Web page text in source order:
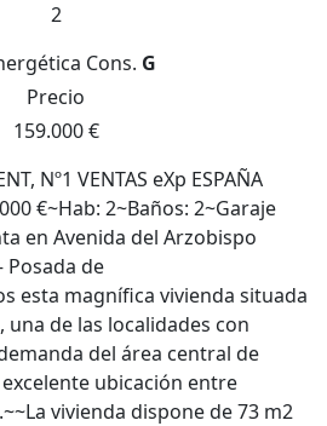
2
Cons. G
Precio
159.000 €
Nº1 VENTAS eXp ESPAÑA
€~Hab: 2~Baños: 2~Garaje
en Avenida del Arzobispo
Posada de
esta magnífica vivienda situada
una de las localidades con
del área central de
ubicación entre
vivienda dispone de 73 m2